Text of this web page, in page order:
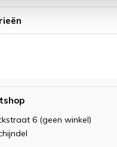
6 (geen winkel)